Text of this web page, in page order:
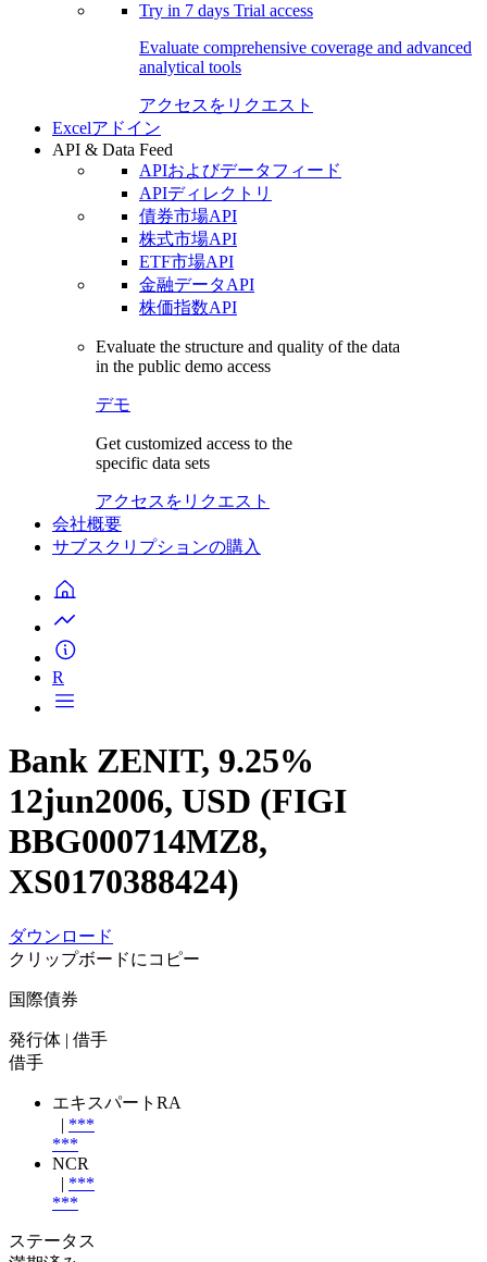
Try in 7 days Trial access
Evaluate comprehensive coverage and advanced
analytical tools
アクセスをリクエスト
Excelアドイン
API & Data Feed
APIおよびデータフィード
APIディレクトリ
債券市場API
株式市場API
ETF市場API
金融データAPI
株価指数API
Evaluate the structure and quality of the data
in the public demo access
デモ
Get customized access to the
specific data sets
アクセスをリクエスト
会社概要
サブスクリプションの購入
R
Bank ZENIT, 9.25%
12jun2006, USD (FIGI
BBG000714MZ8,
XS0170388424)
ダウンロード
クリップボードにコピー
国際債券
発行体 | 借手
借手
エキスパートRA
| ***
***
NCR
| ***
***
ステータス